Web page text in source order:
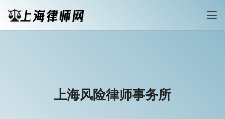
上海风险律师事务所